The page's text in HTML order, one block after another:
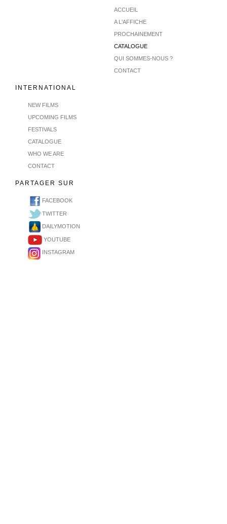
ACCUEIL
A L'AFFICHE
PROCHAINEMENT
CATALOGUE
QUI SOMMES-NOUS ?
CONTACT
INTERNATIONAL
NEW FILMS
UPCOMING FILMS
FESTIVALS
CATALOGUE
WHO WE ARE
CONTACT
PARTAGER SUR
FACEBOOK
TWITTER
DAILYMOTION
YOUTUBE
INSTAGRAM